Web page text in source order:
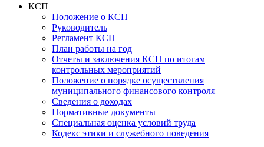
КСП
Положение о КСП
Руководитель
Регламент КСП
План работы на год
Отчеты и заключения КСП по итогам
контрольных мероприятий
Положение о порядке осуществления
муниципального финансового контроля
Сведения о доходах
Нормативные документы
Специальная оценка условий труда
Кодекс этики и служебного поведения